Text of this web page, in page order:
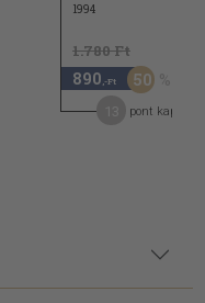
1994
1.780 Ft
890 ,-Ft 50
pont kapható